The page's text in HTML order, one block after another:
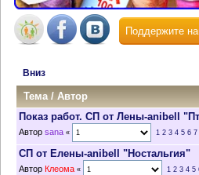
Поддержите
Вниз
Тема/Автор
Показ работ. СП от Лены-anibell
Автор sana « 1 2 3 4 5 6 7
СП от Елены-anibell "Ностальгия"
Автор Клеома « 1 2 3 4 5